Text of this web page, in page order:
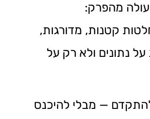
מהפרק:
קטנות, מדורגות,
נתונים ולא רק על
— מבלי להיכנס